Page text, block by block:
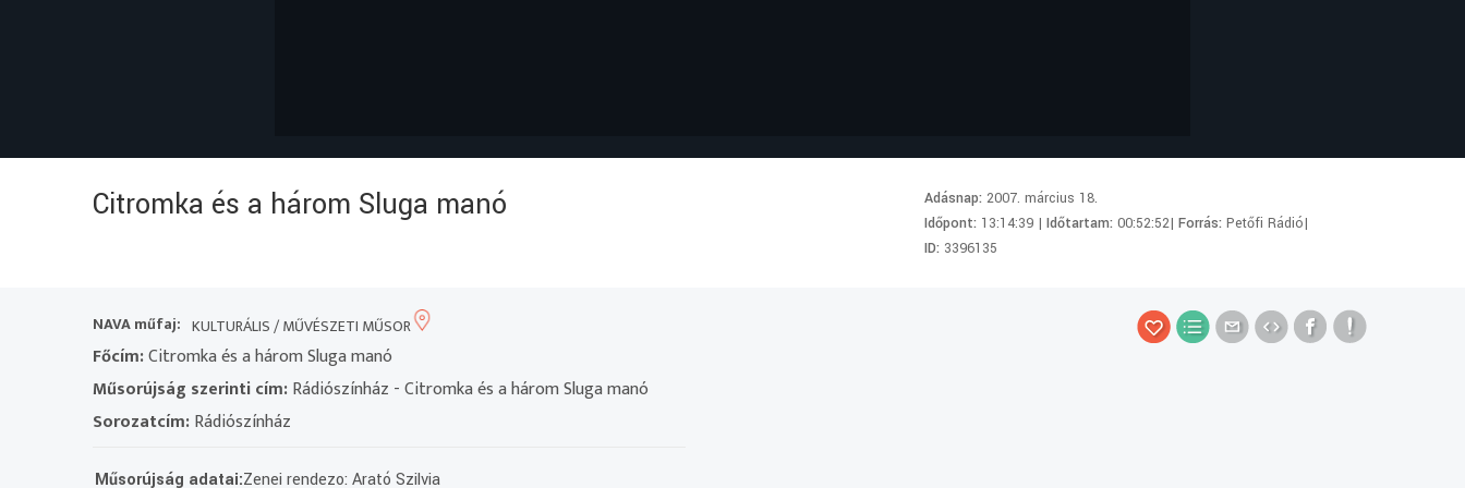
Citromka és a három Sluga manó Adásnap:2007. március 18.
Időpont: 13:14:39 |Időtartam:00:52:52|Forrás:Petőfi Rádió|
ID: 3396135
NAVA műfaj: KULTURÁLIS / MŰVÉSZETI MŰSOR
Főcím:Citromka és a három Sluga manó
Műsorújság szerinti cím:Rádiószínház - Citromka és a három Sluga manó
Sorozatcím:Rádiószínház
Műsorújság adatai:Zenei rendezo: Arató Szilvia